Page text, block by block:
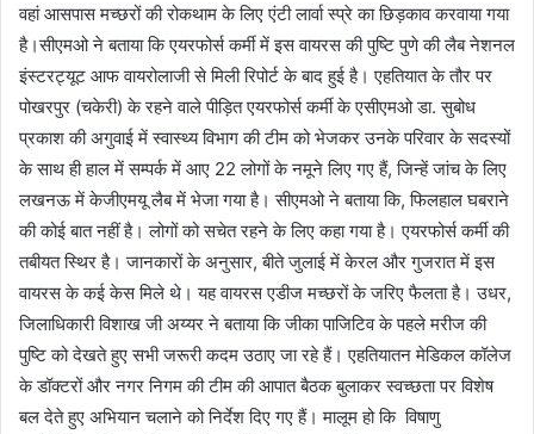
वहां आसपास मच्छरों की रोकथाम के लिए एंटी लार्वा स्प्रे का छिड़काव करवाया गया
है।सीएमओ ने बताया कि एयरफोर्स कर्मी में इस वायरस की पुष्टि पुणे की लैब नेशनल
इंस्टरट्यूट आफ वायरोलाजी से मिली रिपोर्ट के बाद हुई है। एहतियात के तौर पर
पोखरपुर (चकेरी) के रहने वाले पीड़ित एयरफोर्स कर्मी के एसीएमओ डा. सुबोध
प्रकाश की अगुवाई में स्वास्थ्य विभाग की टीम को भेजकर उनके परिवार के सदस्यों
के साथ ही हाल में सम्पर्क में आए 22 लोगों के नमूने लिए गए हैं, जिन्हें जांच के लिए
लखनऊ में केजीएमयू लैब में भेजा गया है। सीएमओ ने बताया कि, फिलहाल घबराने
की कोई बात नहीं है। लोगों को सचेत रहने के लिए कहा गया है। एयरफोर्स कर्मी की
तबीयत स्थिर है। जानकारों के अनुसार, बीते जुलाई में केरल और गुजरात में इस
वायरस के कई केस मिले थे। यह वायरस एडीज मच्छरों के जरिए फैलता है। उधर,
जिलाधिकारी विशाख जी अय्यर ने बताया कि जीका पाजिटिव के पहले मरीज की
पुष्टि को देखते हुए सभी जरूरी कदम उठाए जा रहे हैं। एहतियातन मेडिकल कॉलेज
के डॉक्टरों और नगर निगम की टीम की आपात बैठक बुलाकर स्वच्छता पर विशेष
बल देते हुए अभियान चलाने को निर्देश दिए गए हैं। मालूम हो कि विषाणु